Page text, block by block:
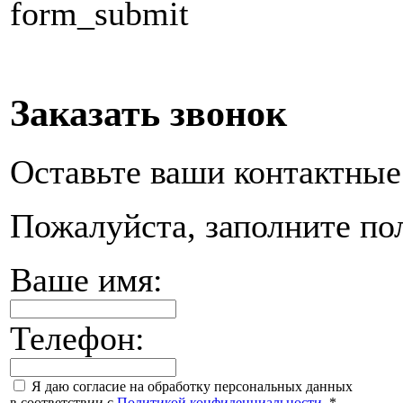
form_submit
Заказать звонок
Оставьте ваши
Пожалуйста, заполните
Ваше имя:
Телефон:
Я даю согласие на обработку персональных данных